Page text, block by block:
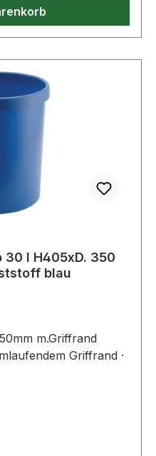
30 l H405xD. 350
blau
m.Griffrand
Griffrand ·